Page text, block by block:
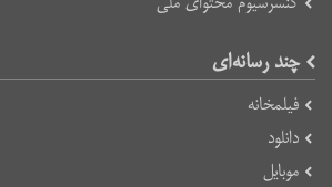
چند رسانه‌ای
فیلمخانه
دانلود
موبایل